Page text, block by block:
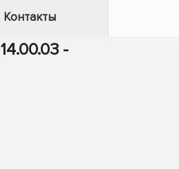
Контакты
14.00.03 -